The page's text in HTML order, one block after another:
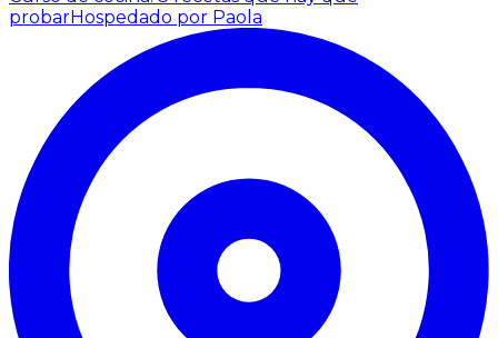
probarHospedado por Paola